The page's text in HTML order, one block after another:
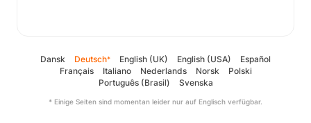
Dansk Deutsch* English (UK) English (USA)
Español
Français
Italiano Nederlands Norsk
Polski
Português (Brasil)
Svenska
* Einige Seiten sind momentan leider nur auf Englisch verfügbar.